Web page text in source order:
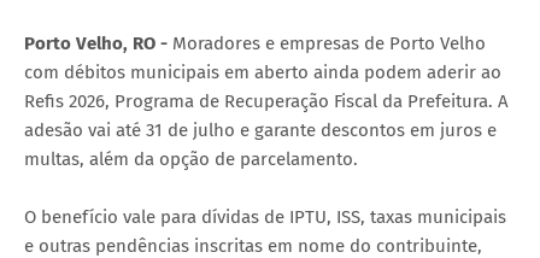
Porto Velho, RO - Moradores e empresas de Porto Velho
com débitos municipais em aberto ainda podem aderir ao
Refis 2026, Programa de Recuperação Fiscal da Prefeitura. A
adesão vai até 31 de julho e garante descontos em juros e
multas, além da opção de parcelamento.
O benefício vale para dívidas de IPTU, ISS, taxas municipais
e outras pendências inscritas em nome do contribuinte,